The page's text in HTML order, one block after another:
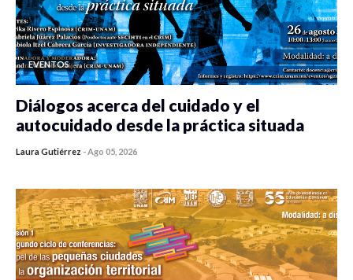
EVENTOS
Diálogos acerca del cuidado y el
autocuidado desde la práctica situada
Laura Gutiérrez -Ago 05, 2026